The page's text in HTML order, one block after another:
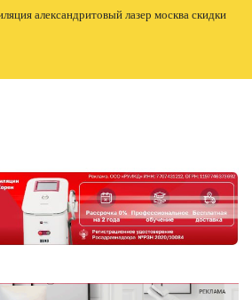
александритовый лазер москва скидки